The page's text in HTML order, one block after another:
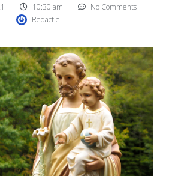
10:30 am
No Comments
Redactie